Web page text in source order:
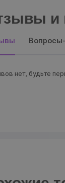
и
нет, будьте